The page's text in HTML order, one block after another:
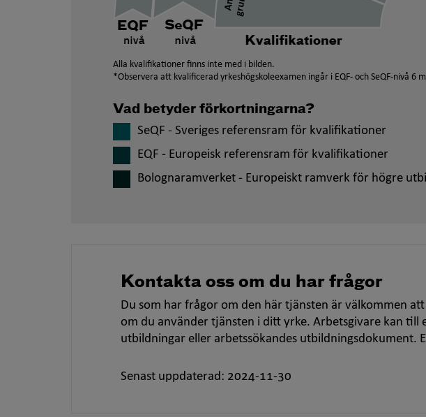
Alla kvalifikationer finns inte med i bilden.
*Observera att kvalificerad yrkeshögskoleexamen ingår i EQF- och SeQF-nivå 6
Vad betyder förkortningarna?
SeQF - Sveriges referensram för kvalifikationer
EQF - Europeisk referensram för kvalifikationer
Bolognaramverket - Europeiskt ramverk för högre
Kontakta oss om du har frågor
Du som har frågor om den här tjänsten är välkommen
om du använder tjänsten i ditt yrke. Arbetsgivare kan till
utbildningar eller arbetssökandes utbildningsdokument.
Senast uppdaterad: 2024-11-30